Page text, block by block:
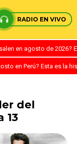
RADIO EN VIVO
en agosto de
en Perú? Esta es la
del
13